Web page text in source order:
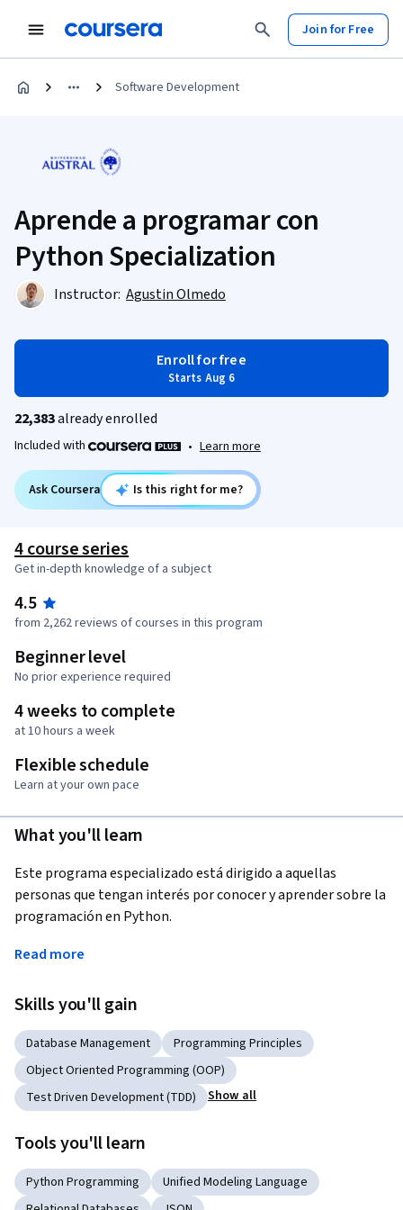
Join for Free
Software Development
Aprende a programar con
Python Specialization
Instructor: Agustin Olmedo
Enroll for free
Starts Aug 6
22,383already enrolled
Included with • Learn more
Ask Coursera Is this right for me?
4 course series
Get in-depth knowledge of a subject
4.5
from 2,262 reviews of courses in this program
Beginner level
No prior experience required
4 weeks to complete
at 10 hours a week
Flexible schedule
Learn at your own pace
What you'll learn
Este programa especializado está dirigido a aquellas
personas que tengan interés por conocer y aprender sobre la
programación en Python.
A través de 4 cursos irás aprendiendo a manejarte a partir de
lenguaje de programación Python en su versión 3.0. La
dificultad y exigencia en el manejo de los contenidos irá
creciendo paulatinamente a lo largo de los cursos.
Este programa se desarrolla en 4 MOOCS de 4 semanas de
duración cada uno
Applied Learning Project
A partir de este programa podrás construir programas que te
ayuden en tu trabajo y estar preparado para tomar cursos de
Read more
Skills you'll gain
Database Management
Programming Principles
Object Oriented Programming (OOP)
Test Driven Development (TDD)
Show all
Tools you'll learn
Python Programming
Unified Modeling Language